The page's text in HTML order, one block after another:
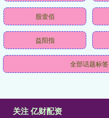
股壹佰
益阳指
全部话题标签
关注 亿财配资